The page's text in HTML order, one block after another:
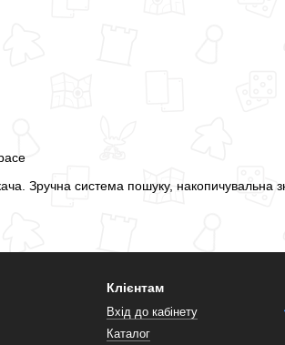
Зручна система пошуку, накопичувальна
Клієнтам
Вхід до кабінету
Каталог